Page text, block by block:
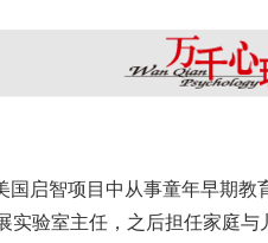
启智项目中从事童年早期教
验室主任，之后担任家庭与